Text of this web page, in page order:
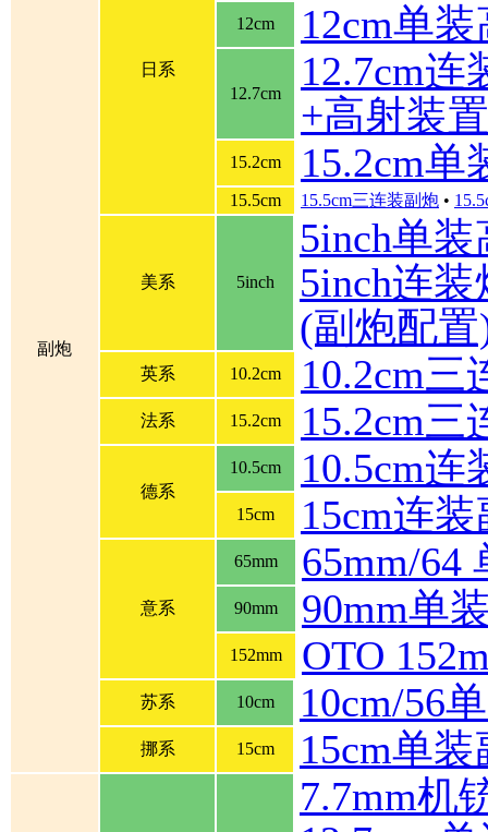
副炮
日系
12cm
12cm单
12.7cm
12.7cm连
+高射装置
15.2cm 15.2cm单
15.5cm 15.5cm三连装副炮 •
美系 5inch
5inch单
5inch连装
(副炮配
英系 10.2cm 10.2cm三
法系 15.2cm 15.2cm三
德系
10.5cm 10.5cm连
15cm 15cm连
意系
65mm 65mm/64
90mm 90mm单
152mm OTO
苏系 10cm 10cm/56
挪系 15cm 15cm单
7.7mm机